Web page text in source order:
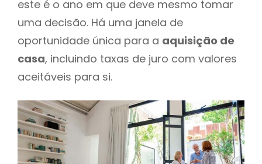
este é o ano em que deve mesmo tomar
uma decisão. Há uma janela de
oportunidade única para a aquisição de
casa, incluindo taxas de juro com valores
aceitáveis para si.